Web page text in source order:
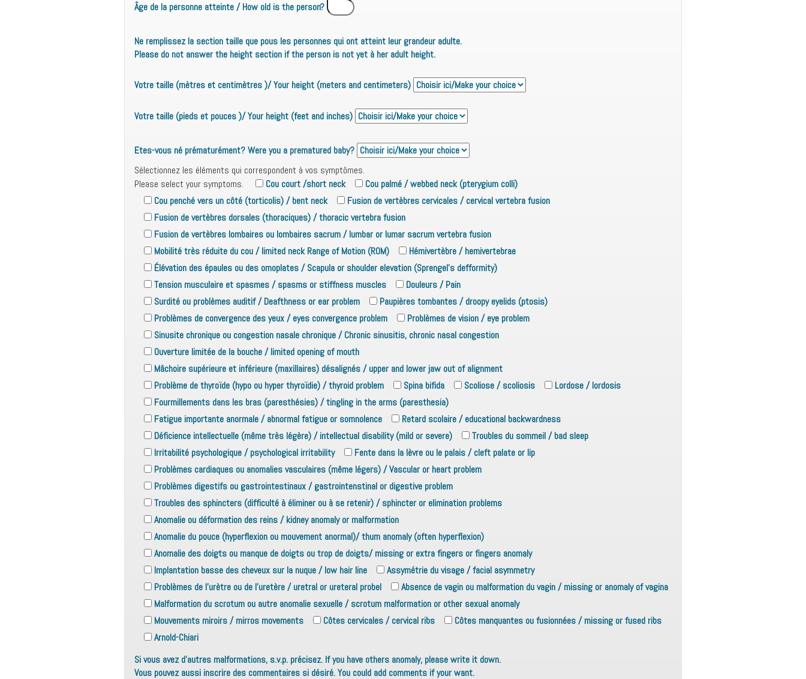
Âge de la personne atteinte / How old is the person?
Ne remplissez la section taille que pous les personnes qui ont atteint leur grandeur adulte.
Please do not answer the height section if the person is not yet à her adult height.
Votre taille (mètres et centimètres )/ Your height (meters and centimeters)
Votre taille (pieds et pouces )/ Your height (feet and inches)
Etes-vous né prématurément? Were you a prematured baby?
Sélectionnez les éléments qui correspondent à vos symptômes.
Please select your symptoms.
Cou court /short neck
Cou palmé / webbed neck (pterygium colli)
Cou penché vers un côté (torticolis) / bent neck
Fusion de vertèbres cervicales / cervical vertebra fusion
Fusion de vertèbres dorsales (thoraciques) / thoracic vertebra fusion
Fusion de vertèbres lombaires ou lombaires sacrum / lumbar or lumar sacrum vertebra fusion
Mobilité très réduite du cou / limited neck Range of Motion (ROM)
Hémivertèbre / hemivertebrae
Élévation des épaules ou des omoplates / Scapula or shoulder elevation (Sprengel's defformity)
Tension musculaire et spasmes / spasms or stiffness muscles
Douleurs / Pain
Surdité ou problèmes auditif / Deafthness or ear problem
Paupières tombantes / droopy eyelids (ptosis)
Problèmes de convergence des yeux / eyes convergence problem
Problèmes de vision / eye problem
Sinusite chronique ou congestion nasale chronique / Chronic sinusitis, chronic nasal congestion
Ouverture limitée de la bouche / limited opening of mouth
Mâchoire supérieure et inférieure (maxillaires) désalignés / upper and lower jaw out of alignment
Problème de thyroïde (hypo ou hyper thyroïdie) / thyroid problem
Spina bifida Scoliose / scoliosis
Lordose / lordosis
Fourmillements dans les bras (paresthésies) / tingling in the arms (paresthesia)
Fatigue importante anormale / abnormal fatigue or somnolence
Retard scolaire / educational backwardness
Déficience intellectuelle (même très légère) / intellectual disability (mild or severe)
Troubles du sommeil / bad sleep
Irritabilité psychologique / psychological irritability
Fente dans la lèvre ou le palais / cleft palate or lip
Problèmes cardiaques ou anomalies vasculaires (même légers) / Vascular or heart problem
Problèmes digestifs ou gastrointestinaux / gastrointenstinal or digestive problem
Troubles des sphincters (difficulté à éliminer ou à se retenir) / sphincter or elimination problems
Anomalie ou déformation des reins / kidney anomaly or malformation
Anomalie du pouce (hyperflexion ou mouvement anormal)/ thum anomaly (often hyperflexion)
Anomalie des doigts ou manque de doigts ou trop de doigts/ missing or extra fingers or fingers anomaly
Implantation basse des cheveux sur la nuque / low hair line
Assymétrie du visage / facial asymmetry
Problèmes de l'urètre ou de l'uretère / uretral or ureteral probel
Absence de vagin ou malformation du vagin / missing or anomaly of vagina
Malformation du scrotum ou autre anomalie sexuelle / scrotum malformation or other sexual anomaly
Mouvements miroirs / mirros movements
Côtes cervicales / cervical ribs
Côtes manquantes ou fusionnées / missing or fused ribs
Arnold-Chiari
Si vous avez d'autres malformations, s.v.p. précisez. If you have others anomaly, please write it down.
Vous pouvez aussi inscrire des commentaires si désiré. You could add comments if your want.